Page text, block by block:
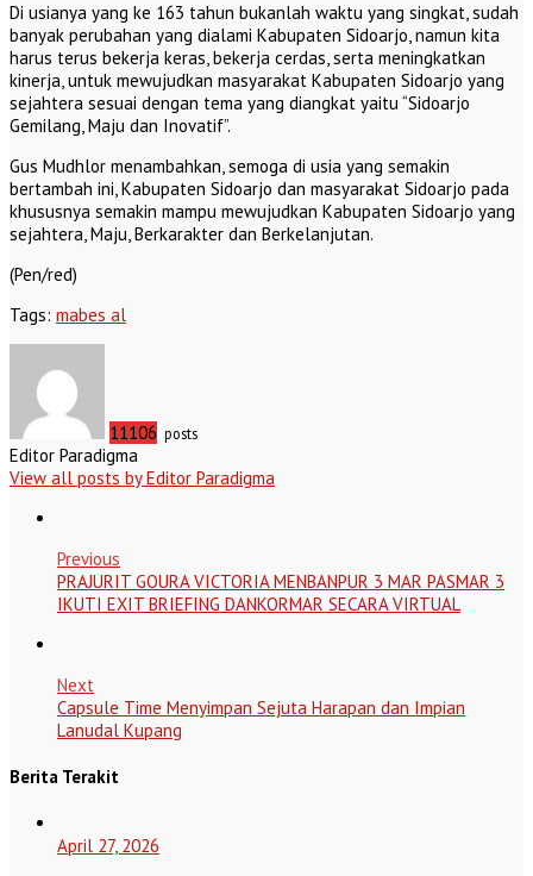
Di usianya yang ke 163 tahun bukanlah waktu yang singkat, sudah
banyak perubahan yang dialami Kabupaten Sidoarjo, namun kita
harus terus bekerja keras, bekerja cerdas, serta meningkatkan
kinerja, untuk mewujudkan masyarakat Kabupaten Sidoarjo yang
sejahtera sesuai dengan tema yang diangkat yaitu “Sidoarjo
Gemilang, Maju dan Inovatif”.
Gus Mudhlor menambahkan, semoga di usia yang semakin
bertambah ini, Kabupaten Sidoarjo dan masyarakat Sidoarjo pada
khususnya semakin mampu mewujudkan Kabupaten Sidoarjo yang
sejahtera, Maju, Berkarakter dan Berkelanjutan.
(Pen/red)
Tags: mabes al
11106 posts
Editor Paradigma
View all posts by Editor Paradigma
Previous
PRAJURIT GOURA VICTORIA MENBANPUR 3 MAR PASMAR 3
IKUTI EXIT BRIEFING DANKORMAR SECARA VIRTUAL
Next
Capsule Time Menyimpan Sejuta Harapan dan Impian
Lanudal Kupang
Berita Terakit
April 27, 2026